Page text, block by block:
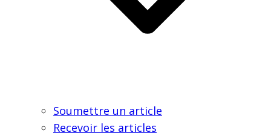
Soumettre un article
Recevoir les articles